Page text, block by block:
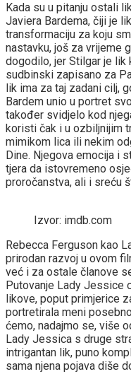
Kada su u pitanju ostali
Javiera Bardema, čiji je
transformaciju za koju
nastavku, još za vrijeme
dogodilo, jer Stilgar je lik
sudbinski zapisano za
lik ima za taj zadani cilj,
Bardem unio u portret
također svidjelo kod
koristi čak i u ozbiljnijim
mimikom lica ili nekim
Dine. Njegova emocija i
tjera da istovremeno
proročanstva, ali i sreću
Izvor: imdb.com
Rebecca Ferguson kao
prirodan razvoj u ovom
već i za ostale članove
Putovanje Lady Jessice
likove, poput primjerice
portretirala meni
ćemo, nadajmo se, više
Lady Jessica s druge
intrigantan lik, puno
sama njena pojava diše